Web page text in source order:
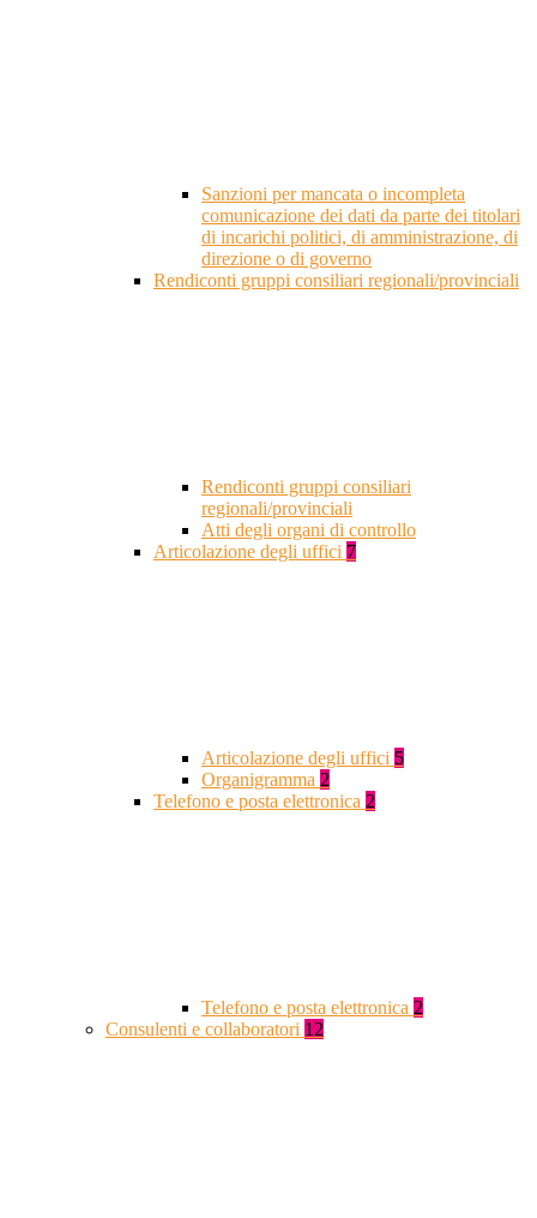
Sanzioni per mancata o incompleta
comunicazione dei dati da parte dei titolari
di incarichi politici, di amministrazione, di
direzione o di governo
Rendiconti gruppi consiliari regionali/provinciali
Rendiconti gruppi consiliari
regionali/provinciali
Atti degli organi di controllo
Articolazione degli uffici 7
Articolazione degli uffici 5
Organigramma 2
Telefono e posta elettronica 2
Telefono e posta elettronica 2
Consulenti e collaboratori 12